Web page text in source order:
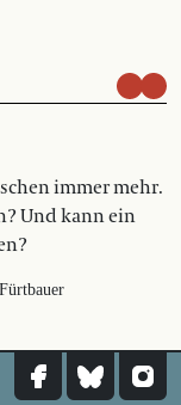
immer mehr.
Und kann ein